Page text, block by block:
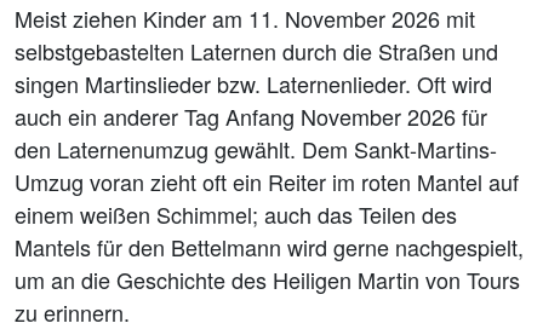
Meist ziehen Kinder am 11. November 2026 mit
selbstgebastelten Laternen durch die Straßen und
singen Martinslieder bzw. Laternenlieder. Oft wird
auch ein anderer Tag Anfang November 2026 für
den Laternenumzug gewählt. Dem Sankt-Martins-
Umzug voran zieht oft ein Reiter im roten Mantel auf
einem weißen Schimmel; auch das Teilen des
Mantels für den Bettelmann wird gerne nachgespielt,
um an die Geschichte des Heiligen Martin von Tours
zu erinnern.